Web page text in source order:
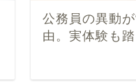
公務員の異動
由。実体験も